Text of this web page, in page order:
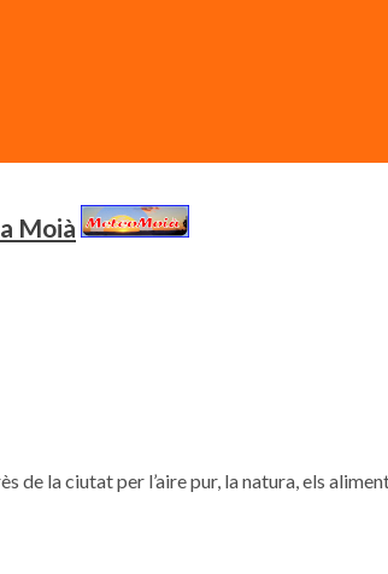
Moià
la ciutat per l’aire pur, la natura, els